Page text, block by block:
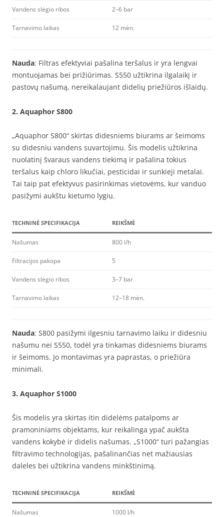
Vandens slėgio ribos 2–6 bar
Tarnavimo laikas 12 mėn.
Nauda: Filtras efektyviai pašalina teršalus ir yra lengvai
montuojamas bei prižiūrimas. S550 užtikrina ilgalaikį ir
pastovų našumą, nereikalaujant didelių priežiūros išlaidų.
2. Aquaphor S800
„Aquaphor S800“ skirtas didesniems biurams ar šeimoms
su didesniu vandens suvartojimu. Šis modelis užtikrina
nuolatinį švaraus vandens tiekimą ir pašalina tokius
teršalus kaip chloro likučiai, pesticidai ir sunkieji metalai.
Tai taip pat efektyvus pasirinkimas vietovėms, kur vanduo
pasižymi aukštu kietumo lygiu.
TECHNINĖ SPECIFIKACIJA REIKŠMĖ
Našumas 800 l/h
Filtracijos pakopa 5
Vandens slėgio ribos 3–7 bar
Tarnavimo laikas 12–18 mėn.
Nauda: S800 pasižymi ilgesniu tarnavimo laiku ir didesniu
našumu nei S550, todėl yra tinkamas didesniems biurams
ir šeimoms. Jo montavimas yra paprastas, o priežiūra
minimali.
3. Aquaphor S1000
Šis modelis yra skirtas itin didelėms patalpoms ar
pramoniniams objektams, kur reikalinga ypač aukšta
vandens kokybė ir didelis našumas. „S1000“ turi pažangias
filtravimo technologijas, pašalinančias net mažiausias
daleles bei užtikrina vandens minkštinimą.
TECHNINĖ SPECIFIKACIJA REIKŠMĖ
Našumas 1000 l/h